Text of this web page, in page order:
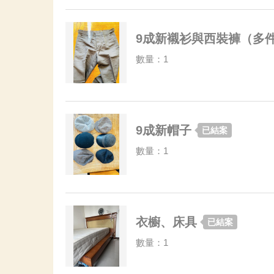
9成新襯衫與西裝褲（多件
數量：1
9成新帽子 已結案
數量：1
衣櫥、床具 已結案
數量：1